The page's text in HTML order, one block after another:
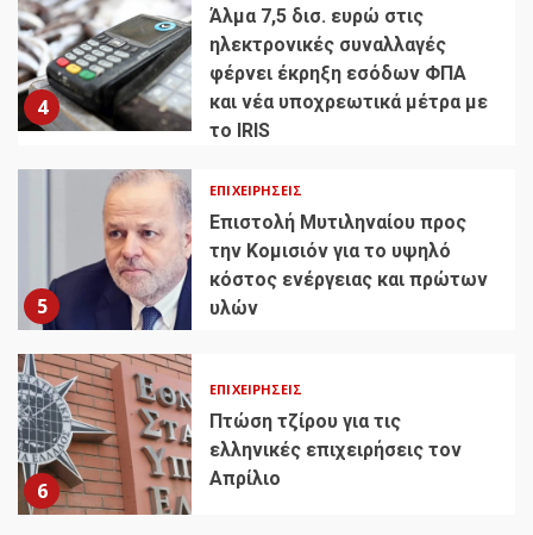
4
Άλμα 7,5 δισ. ευρώ στις
ηλεκτρονικές συναλλαγές
φέρνει έκρηξη εσόδων ΦΠΑ
και νέα υποχρεωτικά μέτρα με
το IRIS
5
ΕΠΙΧΕΙΡΉΣΕΙΣ
Επιστολή Μυτιληναίου προς
την Κομισιόν για το υψηλό
κόστος ενέργειας και πρώτων
υλών
6
ΕΠΙΧΕΙΡΉΣΕΙΣ
Πτώση τζίρου για τις
ελληνικές επιχειρήσεις τον
Απρίλιο